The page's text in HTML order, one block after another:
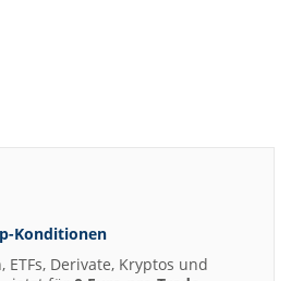
Konditionen
ETFs, Derivate, Kryptos und